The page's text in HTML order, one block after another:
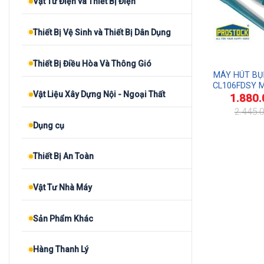
Thiết Bị Vệ Sinh và Thiết Bị Dân Dụng
Thiết Bị Điều Hòa Và Thông Gió
Vật Liệu Xây Dựng Nội - Ngoại Thất
Dụng cụ
Thiết Bị An Toàn
Vật Tư Nhà Máy
Sản Phẩm Khác
Hàng Thanh Lý
MÁY HÚT
CL106FDSY
Max